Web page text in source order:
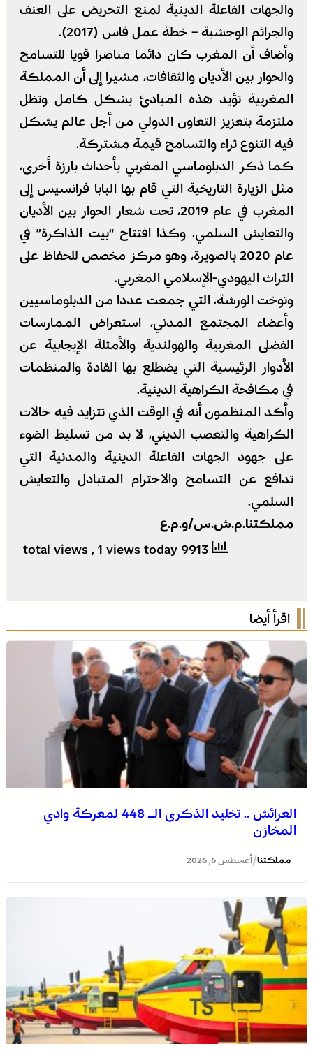
والجهات الفاعلة الدينية لمنع التحريض على العنف
والجرائم الوحشية – خطة عمل فاس (2017).
وأضاف أن المغرب كان دائما مناصرا قويا للتسامح
والحوار بين الأديان والثقافات، مشيرا إلى أن المملكة
المغربية تؤيد هذه المبادئ بشكل كامل وتظل
ملتزمة بتعزيز التعاون الدولي من أجل عالم يشكل
فيه التنوع ثراء والتسامح قيمة مشتركة.
كما ذكر الدبلوماسي المغربي بأحداث بارزة أخرى،
مثل الزيارة التاريخية التي قام بها البابا فرانسيس إلى
المغرب في عام 2019، تحت شعار الحوار بين الأديان
والتعايش السلمي، وكذا افتتاح “بيت الذاكرة” في
عام 2020 بالصويرة، وهو مركز مخصص للحفاظ على
التراث اليهودي-الإسلامي المغربي.
وتوخت الورشة، التي جمعت عددا من الدبلوماسيين
وأعضاء المجتمع المدني، استعراض الممارسات
الفضلى المغربية والهولندية والأمثلة الإيجابية عن
الأدوار الرئيسية التي يضطلع بها القادة والمنظمات
في مكافحة الكراهية الدينية.
وأكد المنظمون أنه في الوقت الذي تتزايد فيه حالات
الكراهية والتعصب الديني، لا بد من تسليط الضوء
على جهود الجهات الفاعلة الدينية والمدنية التي
تدافع عن التسامح والاحترام المتبادل والتعايش
السلمي.
مملكتنا.م.ش.س/و.م.ع
, 1 views today
اقرأ أيضا
العرائش .. تخليد الذكرى الـ 448 لمعركة وادي
المخازن
مملكتنا/ أغسطس 6, 2026